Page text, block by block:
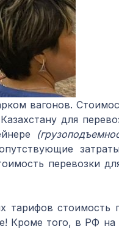
вагонов.
для
перевозки
тарифов стоимость
Кроме того, в РФ на